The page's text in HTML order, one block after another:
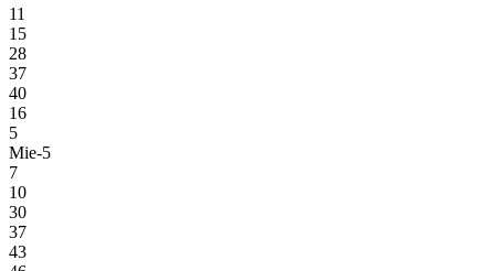
11
15
28
37
40
16
5
Mie-5
7
10
30
37
43